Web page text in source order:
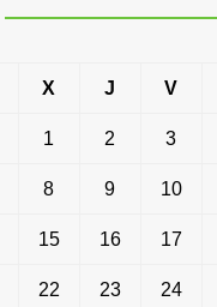
X J V
1 2 3
8 9 10
15 16 17
22 23 24